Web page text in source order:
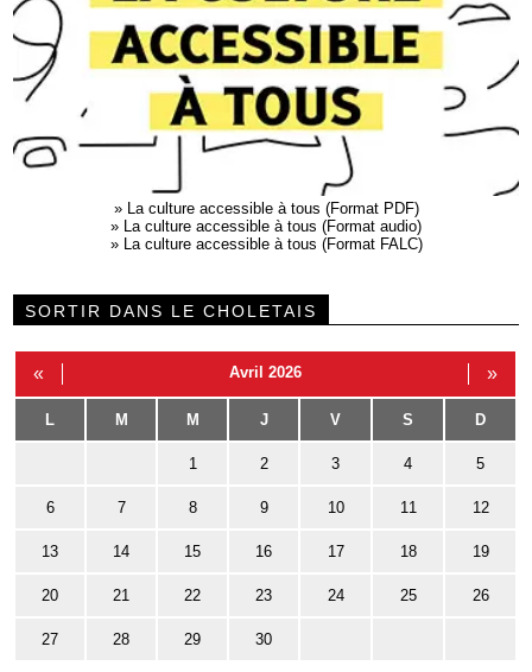
» La culture accessible à tous (Format PDF)
» La culture accessible à tous (Format audio)
» La culture accessible à tous (Format FALC)
SORTIR DANS LE CHOLETAIS
« Avril 2026 »
L M M J V S D
1 2 3 4 5
6 7 8 9 10 11 12
13 14 15 16 17 18 19
20 21 22 23 24 25 26
27 28 29 30